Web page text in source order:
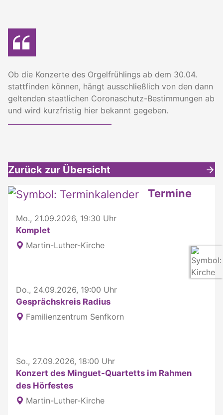
Ob die Konzerte des Orgelfrühlings ab dem 30.04.
stattfinden können, hängt ausschließlich von den dann
geltenden staatlichen Coronaschutz-Bestimmungen ab
und wird kurzfristig hier bekannt gegeben.
Zurück zur Übersicht
Weitere interessante Inhalte Termine
Mo., 21.09.2026, 19:30 Uhr
Komplet
Martin-Luther-Kirche
Do., 24.09.2026, 19:00 Uhr
Gesprächskreis Radius
Familienzentrum Senfkorn
So., 27.09.2026, 18:00 Uhr
Konzert des Minguet-Quartetts im Rahmen
des Hörfestes
Martin-Luther-Kirche